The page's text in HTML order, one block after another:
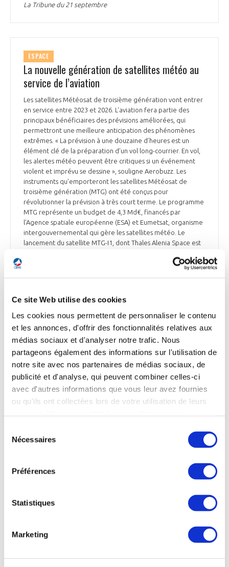
Ce site Web utilise des cookies
Les cookies nous permettent de personnaliser le contenu
et les annonces, d'offrir des fonctionnalités relatives aux
médias sociaux et d'analyser notre trafic. Nous
partageons également des informations sur l'utilisation de
notre site avec nos partenaires de médias sociaux, de
publicité et d'analyse, qui peuvent combiner celles-ci
avec d'autres informations que vous leur avez fournies
ou qu'ils ont collectées lors de votre utilisation de leurs
Nécessaires
Préférences
Statistiques
Marketing
La Tribune du 21 septembre
ESPACE
La nouvelle génération de satellites météo au
service de l’aviation
Les satellites Météosat de troisième génération vont entrer
en service entre 2023 et 2026. L'aviation fera partie des
principaux bénéficiaires des prévisions améliorées, qui
permettront une meilleure anticipation des phénomènes
extrêmes. « La prévision à une douzaine d’heures est un
élément clé de la préparation d’un vol long-courrier. En vol,
les alertes météo peuvent être critiques si un événement
violent et imprévu se dessine », souligne Aerobuzz. Les
instruments qu’emporteront les satellites Météosat de
troisième génération (MTG) ont été conçus pour
révolutionner la prévision à très court terme. Le programme
MTG représente un budget de 4,3 Md€, financés par
l’Agence spatiale européenne (ESA) et Eumetsat, organisme
intergouvernemental qui gère les satellites météo. Le
lancement du satellite MTG-I1, dont Thales Alenia Space est
de préparation en orbite doit conduire à un début
DÉFENSE
DÉFENSE
Airbus teste un système de chargement de
Airbus Defence and Space a mis au point et testé un système
hors gabarit à bord du Beluga A300-600ST. Cette capacité a
été testée avec succès lors d'un exercice de vérification avec
chargeant un hélicoptère militaire de moyen tonnage CH53
dans le Beluga. « La demande de capacité de fret aérien
nombreux clients recherchent des solutions nouvelles,